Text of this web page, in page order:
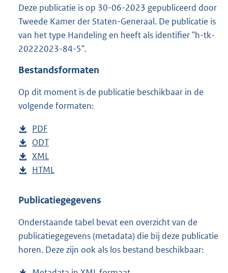
s
r
o
:
Deze publicatie is op 30-06-2023 gepubliceerd door
Tweede Kamer der Staten-Generaal. De publicatie is
van het type Handeling en heeft als identifier "h-tk-
20222023-84-5".
Bestandsformaten
Op dit moment is de publicatie beschikbaar in de
volgende formaten:
D
o
w
n
o
d
p
u
PDF
e
s
t
n
s
g
r
D
o
w
l
a
d
p
ODT
s
a
d
s
g
D
o
n
o
a
d
XML
e
t
n
d
s
D
w
l
o
a
HTML
s
a
n
d
Publicatiegegevens
Onderstaande tabel bevat een overzicht van de
publicatiegegevens (metadata) die bij deze publicatie
horen. Deze zijn ook als los bestand beschikbaar: